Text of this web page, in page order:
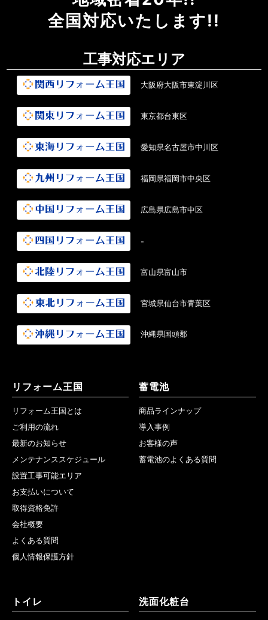
全国対応いたします!!
工事対応エリア
大阪府大阪市東淀川区
東京都台東区
愛知県名古屋市中川区
福岡県福岡市中央区
広島県広島市中区
-
富山県富山市
宮城県仙台市青葉区
沖縄県国頭郡
リフォーム王国
リフォーム王国とは
ご利用の流れ
最新のお知らせ
メンテナンススケジュール
設置工事可能エリア
お支払いについて
取得資格免許
会社概要
よくある質問
個人情報保護方針
蓄電池
商品ラインナップ
導入事例
お客様の声
蓄電池のよくある質問
トイレ 洗面化粧台